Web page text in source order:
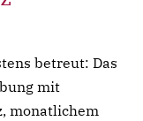
betreut: Das
mit
monatlichem